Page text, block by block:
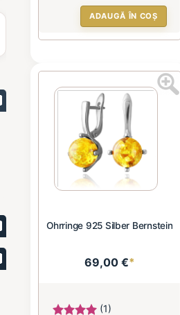
ADAUGĂ ÎN COȘ
Ohrringe 925 Silber Bernstein
69,00 €*
(1)